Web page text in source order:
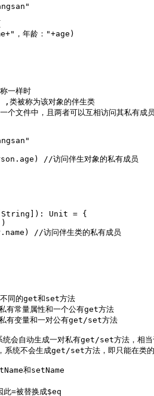
，年龄："+age)
一样时
,类被称为该对象的伴生类
个文件中，且两者可以互相访问其私有成
//访问伴生对象的私有成员
Unit = {
//访问伴生类的私有成员
不同的get和set方法
有常量属性和一个公有get方法
有变量和一对公有get/set方法
自动生成一对私有get/set方法，相当
不会生成get/set方法，即只能在类的
和setName
此=被替换成$eq